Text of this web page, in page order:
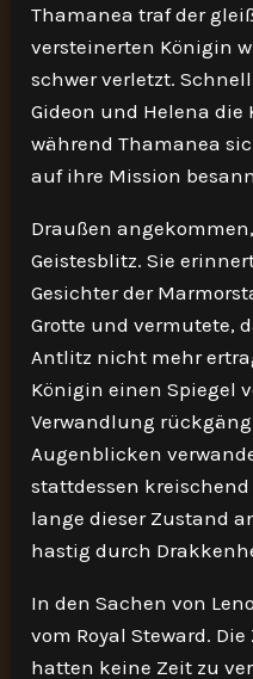
Thamanea traf der
versteinerten Königin
schwer verletzt.
Gideon und Helena
während Thamanea
auf ihre Mission
Draußen
Geistesblitz. Sie
Gesichter der
Grotte und vermutete,
Antlitz nicht mehr
Königin einen Spiegel
Verwandlung
Augenblicken
stattdessen
lange dieser Zustand
hastig durch
In den Sachen von
vom Royal Steward.
hatten keine Zeit zu